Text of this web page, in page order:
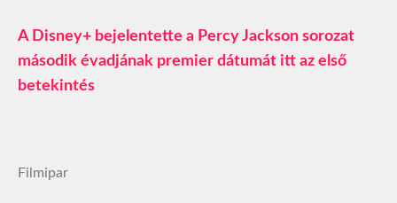
A Disney+ bejelentette a Percy Jackson sorozat
második évadjának premier dátumát itt az első
betekintés
Filmipar